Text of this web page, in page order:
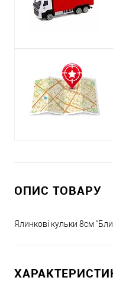
ОПИС ТОВАРУ
Ялинкові кульки 8см